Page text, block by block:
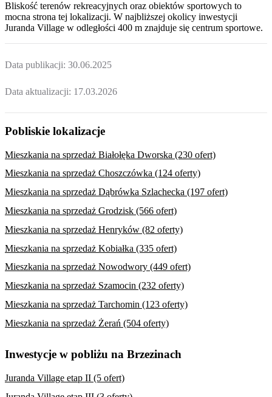
Bliskość terenów rekreacyjnych oraz obiektów sportowych to
mocna strona tej lokalizacji. W najbliższej okolicy inwestycji
Juranda Village w odległości 400 m znajduje się centrum sportowe.
Data publikacji: 30.06.2025
Data aktualizacji: 17.03.2026
Pobliskie lokalizacje
Mieszkania na sprzedaż Białołęka Dworska (230 ofert)
Mieszkania na sprzedaż Choszczówka (124 oferty)
Mieszkania na sprzedaż Dąbrówka Szlachecka (197 ofert)
Mieszkania na sprzedaż Grodzisk (566 ofert)
Mieszkania na sprzedaż Henryków (82 oferty)
Mieszkania na sprzedaż Kobiałka (335 ofert)
Mieszkania na sprzedaż Nowodwory (449 ofert)
Mieszkania na sprzedaż Szamocin (232 oferty)
Mieszkania na sprzedaż Tarchomin (123 oferty)
Mieszkania na sprzedaż Żerań (504 oferty)
Inwestycje w pobliżu na Brzezinach
Juranda Village etap II (5 ofert)